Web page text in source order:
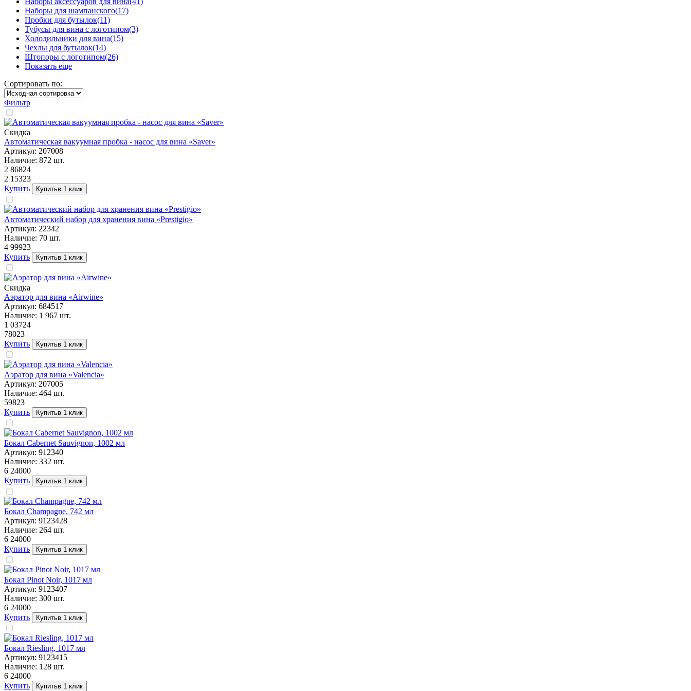
Наборы для шампанского(17)
Пробки для бутылок(11)
Тубусы для вина с логотипом(3)
Холодильники для вина(15)
Чехлы для бутылок(14)
Штопоры с логотипом(26)
Показать еще
Сортировать по:
Фильтр
Скидка
Автоматическая вакуумная пробка - насос для вина «Saver»
Артикул: 207008
Наличие: 872 шт.
2 86824
2 15323
Купить
Купитьв 1 клик
Автоматический набор для хранения вина «Prestigio»
Артикул: 22342
Наличие: 70 шт.
4 99923
Купить
Купитьв 1 клик
Скидка
Аэратор для вина «Airwine»
Артикул: 684517
Наличие: 1 967 шт.
1 03724
78023
Купить
Купитьв 1 клик
Аэратор для вина «Valencia»
Артикул: 207005
Наличие: 464 шт.
59823
Купить
Купитьв 1 клик
Бокал Cabernet Sauvignon, 1002 мл
Артикул: 912340
Наличие: 332 шт.
6 24000
Купить
Купитьв 1 клик
Бокал Champagne, 742 мл
Артикул: 9123428
Наличие: 264 шт.
6 24000
Купить
Купитьв 1 клик
Бокал Pinot Noir, 1017 мл
Артикул: 9123407
Наличие: 300 шт.
6 24000
Купить
Купитьв 1 клик
Бокал Riesling, 1017 мл
Артикул: 9123415
Наличие: 128 шт.
6 24000
Купить
Купитьв 1 клик